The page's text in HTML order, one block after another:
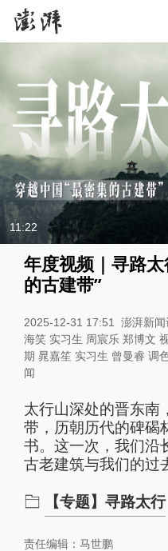
11:22
年度视频｜寻路
的古建带”
2025-12-31 17:51
澎湃新
海笑 实习生 周宸乐 郑博文
期 晁嘉笙 实习生 曾曼睿 调
闻
太行山深处的晋东南
带，历朝历代的碑碣
书。这一次，我们沿
古老建筑与我们的过
【专题】寻路太行
责任编辑： 马世鹏